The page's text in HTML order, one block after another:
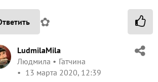
✿
LudmilaMila
Людмила
Гатчина
13 марта 2020, 12:39